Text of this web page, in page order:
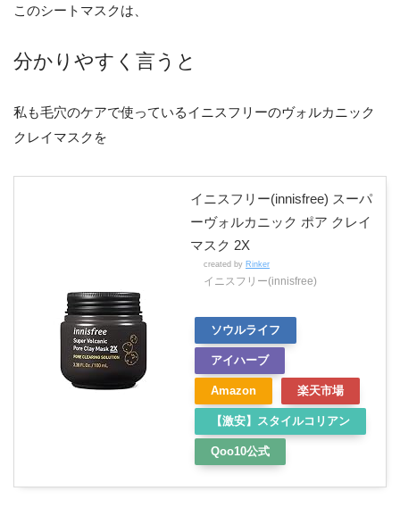
このシートマスクは、
分かりやすく言うと
私も毛穴のケアで使っているイニスフリーのヴォルカニック
クレイマスクを
イニスフリー(innisfree) スーパ
ーヴォルカニック ポア クレイ
マスク 2X
created by Rinker
イニスフリー(innisfree)
ソウルライフ
アイハーブ
Amazon 楽天市場
【激安】スタイルコリアン
Qoo10公式